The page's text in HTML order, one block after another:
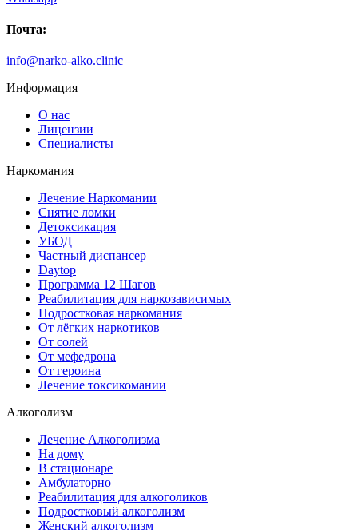
Почта:
info@narko-alko.clinic
Информация
О нас
Лицензии
Специалисты
Наркомания
Лечение Наркомании
Снятие ломки
Детоксикация
УБОД
Частный диспансер
Daytop
Программа 12 Шагов
Реабилитация для наркозависимых
Подростковая наркомания
От лёгких наркотиков
От солей
От мефедрона
От героина
Лечение токсикомании
Алкоголизм
Лечение Алкоголизма
На дому
В стационаре
Амбулаторно
Реабилитация для алкоголиков
Подростковый алкоголизм
Женский алкоголизм